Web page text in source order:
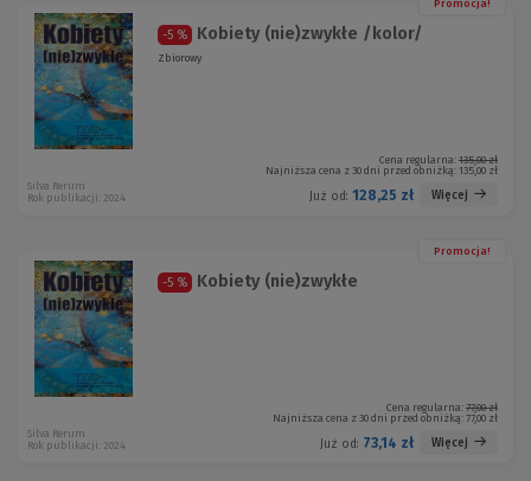
Promocja!
-5 % Kobiety (nie)zwykłe /kolor/
Zbiorowy
Cena regularna: 135,00 zł
Najniższa cena z 30 dni przed obniżką: 135,00 zł
Już od: 128,25 zł Więcej
Silva Rerum
Rok publikacji: 2024
Promocja!
-5 % Kobiety (nie)zwykłe
Cena regularna: 77,00 zł
Najniższa cena z 30 dni przed obniżką: 77,00 zł
Już od: 73,14 zł Więcej
Silva Rerum
Rok publikacji: 2024